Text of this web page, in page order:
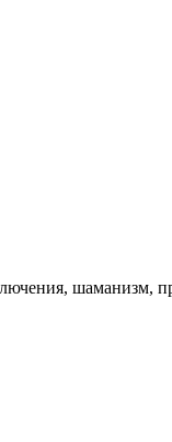
шаманизм,